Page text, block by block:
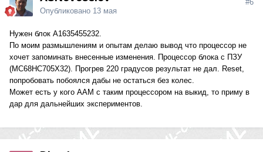
Опубликовано 13 мая
#6
Нужен блок А1635455232.
По моим размышлениям и опытам делаю вывод что процессор не
хочет запоминать внесенные изменения. Процессор блока с ПЗУ
(МС68НС705Х32). Прогрев 220 градусов результат не дал. Reset,
попробовать побоялся дабы не остаться без колес.
Может есть у кого ААМ с таким процессором на выкид, то приму в
дар для дальнейших экспериментов.